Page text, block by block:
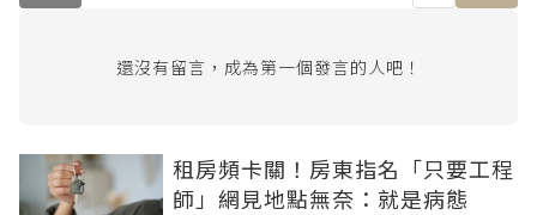
還沒有留言，成為第一個發言的人吧！
租房頻卡關！房東指名「只要工程
師」網見地點無奈：就是病態